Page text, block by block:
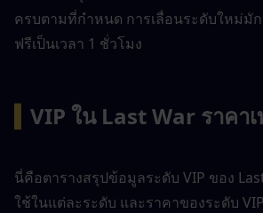
ครบตามที่กำหนด การเลื่อนระดับใหม่มั
ฟรีเป็นเวลา 1 ชั่วโมง
VIP ใน Last War ราคาเ
นี่คือตารางสรุปข้อมูลระดับ VIP ของ
ใช้ในแต่ละระดับ และราคาของระดับ